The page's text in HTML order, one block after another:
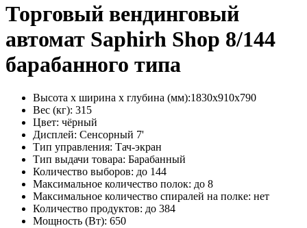
Торговый вендинговый
автомат Saphirh Shop 8/144
барабанного типа
Высота х ширина х глубина (мм):1830х910х790
Вес (кг): 315
Цвет: чёрный
Дисплей: Сенсорный 7'
Тип управления: Тач-экран
Тип выдачи товара: Барабанный
Количество выборов: до 144
Максимальное количество полок: до 8
Максимальное количество спиралей на полке: нет
Количество продуктов: до 384
Мощность (Вт): 650